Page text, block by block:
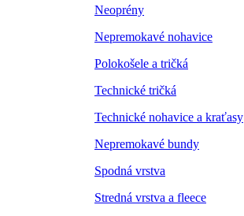
Neoprény
Nepremokavé nohavice
Polokošele a tričká
Technické tričká
Technické nohavice a kraťasy
Nepremokavé bundy
Spodná vrstva
Stredná vrstva a fleece